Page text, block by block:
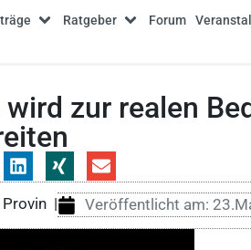
Ratgeber Forum
wird zur realen
Provin | Veröffentlicht am: